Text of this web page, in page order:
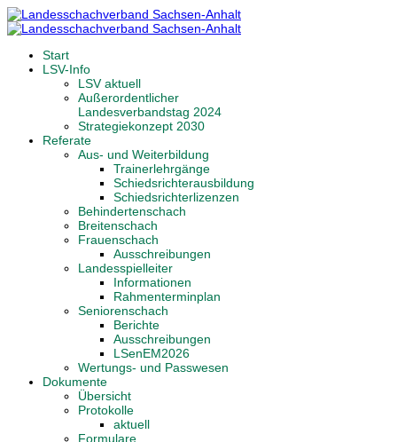
Start
LSV-Info
LSV aktuell
Außerordentlicher
Landesverbandstag 2024
Strategiekonzept 2030
Referate
Aus- und Weiterbildung
Trainerlehrgänge
Schiedsrichterausbildung
Schiedsrichterlizenzen
Behindertenschach
Breitenschach
Frauenschach
Ausschreibungen
Landesspielleiter
Informationen
Rahmenterminplan
Seniorenschach
Berichte
Ausschreibungen
LSenEM2026
Wertungs- und Passwesen
Dokumente
Übersicht
Protokolle
aktuell
Formulare